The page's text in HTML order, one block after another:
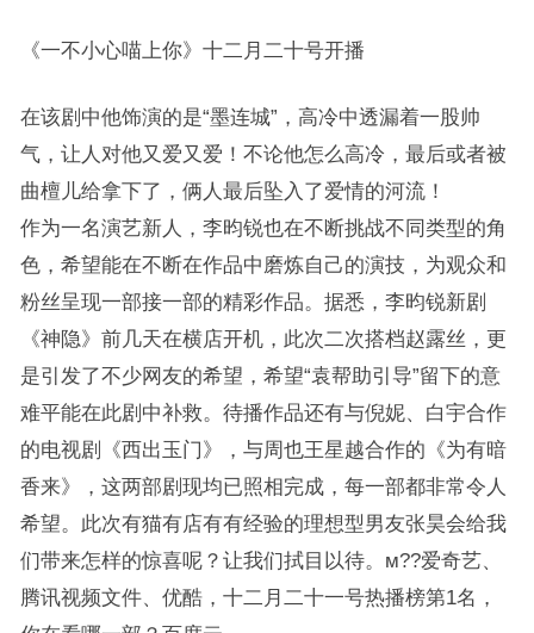
《一不小心喵上你》十二月二十号开播
在该剧中他饰演的是“墨连城”，高冷中透漏着一股帅
气，让人对他又爱又爱！不论他怎么高冷，最后或者被
曲檀儿给拿下了，俩人最后坠入了爱情的河流！
作为一名演艺新人，李昀锐也在不断挑战不同类型的角
色，希望能在不断在作品中磨炼自己的演技，为观众和
粉丝呈现一部接一部的精彩作品。据悉，李昀锐新剧
《神隐》前几天在横店开机，此次二次搭档赵露丝，更
是引发了不少网友的希望，希望“袁帮助引导”留下的意
难平能在此剧中补救。待播作品还有与倪妮、白宇合作
的电视剧《西出玉门》，与周也王星越合作的《为有暗
香来》，这两部剧现均已照相完成，每一部都非常令人
希望。此次有猫有店有有经验的理想型男友张昊会给我
们带来怎样的惊喜呢？让我们拭目以待。м??爱奇艺、
腾讯视频文件、优酷，十二月二十一号热播榜第1名，